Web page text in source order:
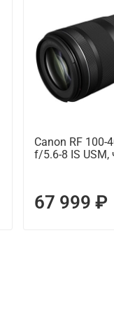
Canon RF 100-
f/5.6-8 IS USM,
67 999 ₽